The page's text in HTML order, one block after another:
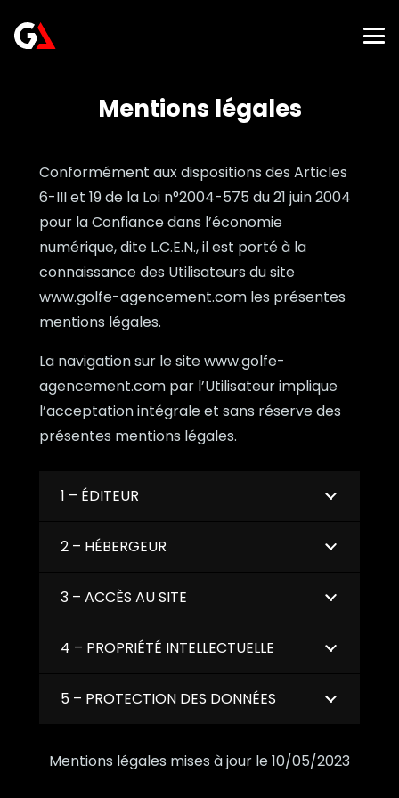
Mentions légales
Conformément aux dispositions des Articles
6-III et 19 de la Loi n°2004-575 du 21 juin 2004
pour la Confiance dans l’économie
numérique, dite L.C.E.N., il est porté à la
connaissance des Utilisateurs du site
www.golfe-agencement.com les présentes
mentions légales.
La navigation sur le site www.golfe-
agencement.com par l’Utilisateur implique
l’acceptation intégrale et sans réserve des
présentes mentions légales.
1 – ÉDITEUR
2 – HÉBERGEUR
3 – ACCÈS AU SITE
4 – PROPRIÉTÉ INTELLECTUELLE
5 – PROTECTION DES DONNÉES
Mentions légales mises à jour le 10/05/2023